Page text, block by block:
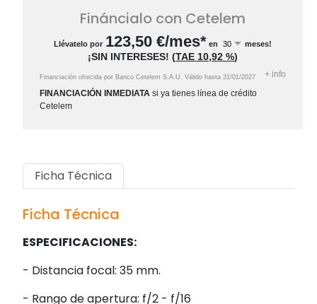
Fináncialo con Cetelem
Llévatelo por 123,50 €/mes* en meses!
¡SIN INTERESES! (TAE 10,92 %)
Financiación ofrecida por Banco Cetelem S.A.U. Válido hasta 31/01/2027 + info
FINANCIACIÓN INMEDIATA si ya tienes línea de crédito
Cetelem
Ficha Técnica
Ficha Técnica
ESPECIFICACIONES:
- Distancia focal: 35 mm.
- Rango de apertura: f/2 - f/16